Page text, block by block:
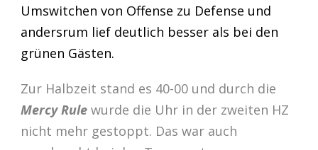
Umswitchen von Offense zu Defense und
andersrum lief deutlich besser als bei den
grünen Gästen.
Zur Halbzeit stand es 40-00 und durch die
Mercy Rule wurde die Uhr in der zweiten HZ
nicht mehr gestoppt. Das war auch